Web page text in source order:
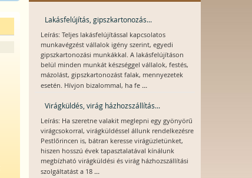
Lakásfelújítás, gipszkartonozás...
Leírás: Teljes lakásfelújítással kapcsolatos
munkavégzést vállalok igény szerint, egyedi
gipszkartonozási munkákkal. A lakásfelújításon
belül minden munkát készséggel vállalok, festés,
mázolást, gipszkartonozást falak, mennyezetek
esetén. Hívjon bizalommal, ha fe ...
Virágküldés, virág házhozszállítás...
Leírás: Ha szeretne valakit meglepni egy gyönyörű
virágcsokorral, virágküldéssel állunk rendelkezésre
Pestlőrincen is, bátran keresse virágüzletünket,
hiszen hosszú évek tapasztalatával kínálunk
megbízható virágküldési és virág házhozszállítási
szolgáltatást a 18 ...